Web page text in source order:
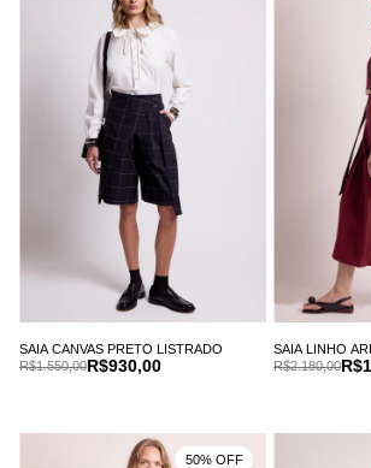
SAIA CANVAS PRETO LISTRADO
R$930,00
R$1.550,00
SAIA LINHO
R$2.180,00
50% OFF